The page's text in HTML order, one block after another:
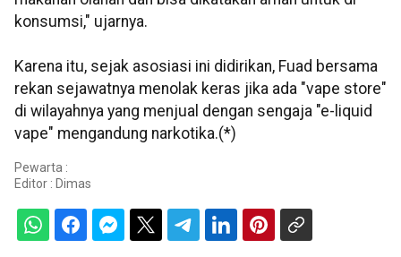
konsumsi," ujarnya.
Karena itu, sejak asosiasi ini didirikan, Fuad bersama
rekan sejawatnya menolak keras jika ada "vape store"
di wilayahnya yang menjual dengan sengaja "e-liquid
vape" mengandung narkotika.(*)
Pewarta :
Editor : Dimas